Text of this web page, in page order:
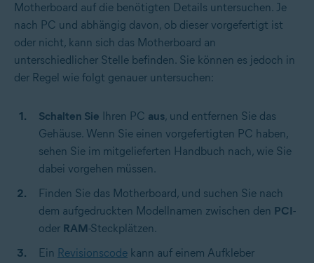
Motherboard auf die benötigten Details untersuchen. Je
nach PC und abhängig davon, ob dieser vorgefertigt ist
oder nicht, kann sich das Motherboard an
unterschiedlicher Stelle befinden. Sie können es jedoch in
der Regel wie folgt genauer untersuchen:
Schalten Sie Ihren PC aus, und entfernen Sie das
Gehäuse. Wenn Sie einen vorgefertigten PC haben,
sehen Sie im mitgelieferten Handbuch nach, wie Sie
dabei vorgehen müssen.
Finden Sie das Motherboard, und suchen Sie nach
dem aufgedruckten Modellnamen zwischen den PCI-
oder RAM-Steckplätzen.
Ein Revisionscode kann auf einem Aufkleber